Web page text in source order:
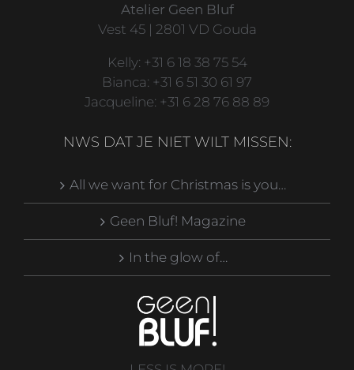
Atelier Geen Bluf
Vest 45 | 2801 VD Gouda
Kelly: +31 6 18 38 75 54
Bianca: +31 6 51 30 61 97
Jacqueline: +31 6 28 76 88 89
NWS DAT JE NIET WILT MISSEN:
All we want for Christmas is you…
Geen Bluf! Magazine
In the glow of…